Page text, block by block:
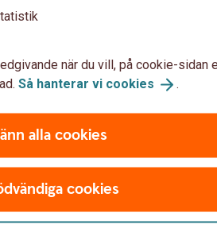
Klicka på 3 strecken
Skriv räntefond eller
när du vill, på cookie-sidan
Så hanterar vi cookies .
alla cookies
cookies